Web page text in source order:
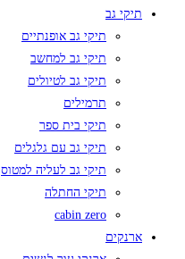
תיקי גב
תיקי גב אופנתיים
תיקי גב למחשב
תיקי גב לטיולים
תרמילים
תיקי בית ספר
תיקי גב עם גלגלים
תיקי גב לעליה למטוס
תיקי החתלה
cabin zero
ארנקים